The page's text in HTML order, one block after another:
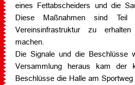
eines Fettabscheiders und die
Diese Maßnahmen sind Teil
Vereinsinfrastruktur zu
machen.
Die Signale und die Beschlüsse
Versammlung heraus kam der
Beschlüsse die Halle am